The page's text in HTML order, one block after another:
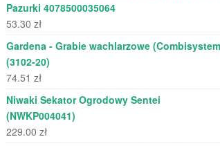
Pazurki 4078500035064
53.30 zł
Gardena - Grabie wachlarzowe
(3102-20)
74.51 zł
Niwaki Sekator Ogrodowy Sentei
(NWKP004041)
229.00 zł